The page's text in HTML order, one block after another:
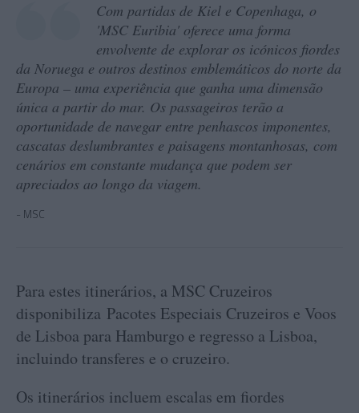
Com partidas de Kiel e Copenhaga, o
'MSC Euribia' oferece uma forma
envolvente de explorar os icónicos fiordes
da Noruega e outros destinos emblemáticos do norte da
Europa – uma experiência que ganha uma dimensão
única a partir do mar. Os passageiros terão a
oportunidade de navegar entre penhascos imponentes,
cascatas deslumbrantes e paisagens montanhosas, com
cenários em constante mudança que podem ser
apreciados ao longo da viagem.
MSC
Para estes itinerários, a MSC Cruzeiros
disponibiliza Pacotes Especiais Cruzeiros e Voos
de Lisboa para Hamburgo e regresso a Lisboa,
incluindo transferes e o cruzeiro.
Os itinerários incluem escalas em fiordes